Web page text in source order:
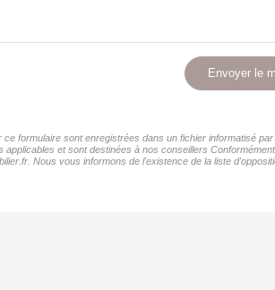
Envoyer le
formulaire sont enregistrées dans un fichier informatisé
applicables et sont destinées à nos conseillers
Nous vous informons de l'existence de la liste